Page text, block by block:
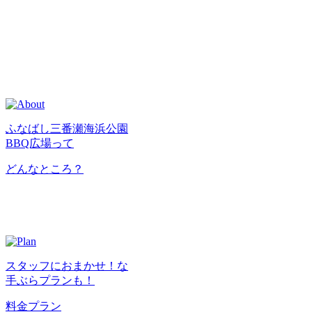
ふなばし三番瀬海浜公園
BBQ広場って
どんなところ？
スタッフにおまかせ！な
手ぶらプランも！
料金プラン